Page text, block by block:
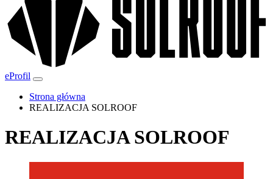
eProfil
Strona główna
REALIZACJA SOLROOF
REALIZACJA SOLROOF